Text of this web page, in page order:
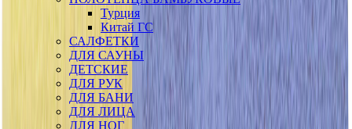
Турция
Китай ГС
САЛФЕТКИ
ДЛЯ САУНЫ
ДЕТСКИЕ
ДЛЯ РУК
ДЛЯ БАНИ
ДЛЯ ЛИЦА
ДЛЯ НОГ